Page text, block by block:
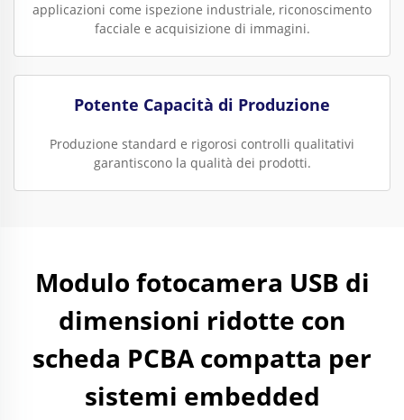
applicazioni come ispezione industriale, riconoscimento
facciale e acquisizione di immagini.
Potente Capacità di Produzione
Produzione standard e rigorosi controlli qualitativi
garantiscono la qualità dei prodotti.
Modulo fotocamera USB di
dimensioni ridotte con
scheda PCBA compatta per
sistemi embedded